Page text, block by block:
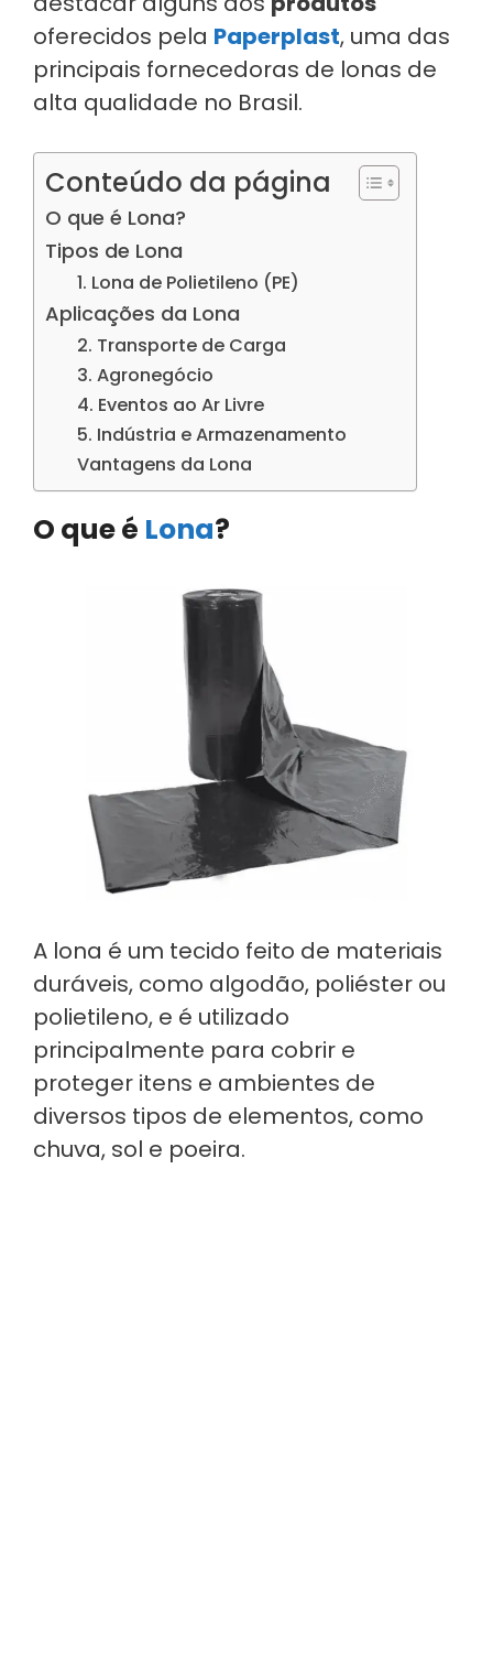
oferecidos pela Paperplast, uma das
principais fornecedoras de lonas de
alta qualidade no Brasil.
Conteúdo da página
O que é Lona?
Tipos de Lona
1. Lona de Polietileno (PE)
Aplicações da Lona
2. Transporte de Carga
3. Agronegócio
4. Eventos ao Ar Livre
5. Indústria e Armazenamento
Vantagens da Lona
O que é Lona?
A lona é um tecido feito de materiais
duráveis, como algodão, poliéster ou
polietileno, e é utilizado
principalmente para cobrir e
proteger itens e ambientes de
diversos tipos de elementos, como
chuva, sol e poeira.